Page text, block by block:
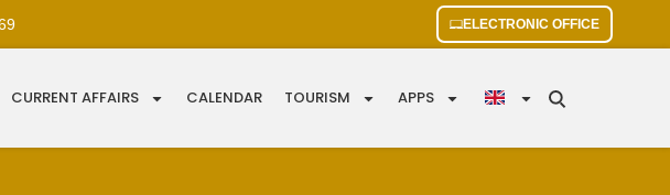
ELECTRONIC OFFICE
CURRENT AFFAIRS CALENDAR TOURISM APPS